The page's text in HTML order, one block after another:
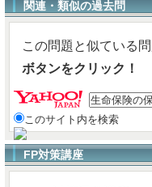
関連・類似の過去問
この問題と似ている
ボタンをクリック！
このサイト内を検索
FP対策講座